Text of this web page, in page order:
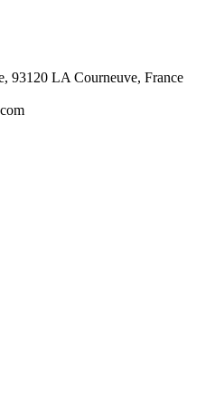
93120 LA Courneuve, France